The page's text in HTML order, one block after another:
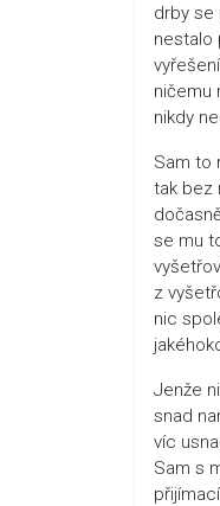
drby se
nestalo
ničemu
nikdy
Sam to
tak bez
se mu
z
nic
Jenže
snad
víc
Sam s